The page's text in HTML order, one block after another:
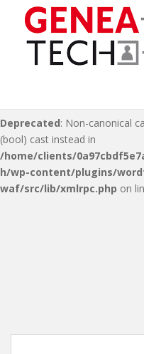
Deprecated: Non-canonical
(float) cast instead in
/home/clients/
Deprecated: Non-canonical
(bool) cast instead in
/home/clients/
h/wp-content/plugins/
waf/src/lib/xmlrpc.php on